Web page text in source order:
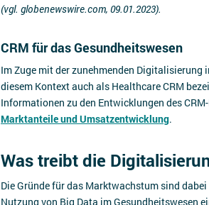
(vgl. globenewswire.com, 09.01.2023).
CRM für das Gesundheitswesen
Im Zuge mit der zunehmenden Digitalisierung
diesem Kontext auch als Healthcare CRM
Informationen zu den Entwicklungen des
Marktanteile und Umsatzentwicklung.
Was treibt die
Die Gründe für das Marktwachstum sind
Nutzung von Big Data im Gesundheitswesen